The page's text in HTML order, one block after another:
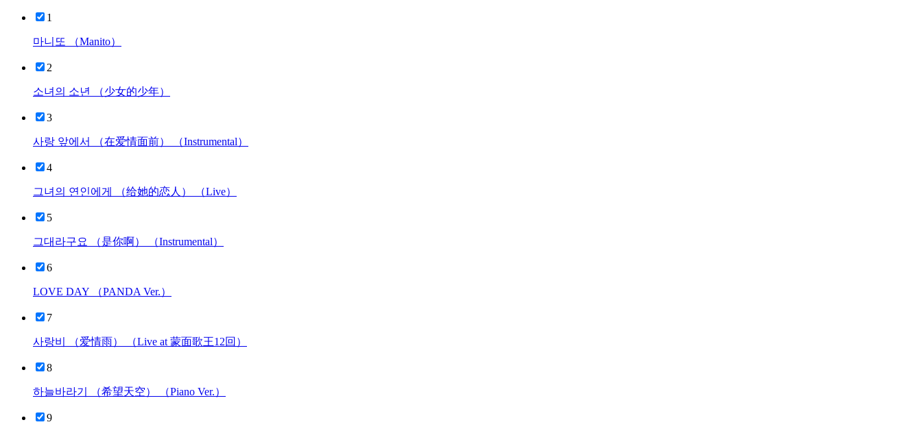
1
마니또 （Manito）
2
소녀의 소년 （少女的少年）
3
사랑 앞에서 （在爱情面前） （Instrumental）
4
그녀의 연인에게 （给她的恋人） （Live）
5
그대라구요 （是你啊） （Instrumental）
6
LOVE DAY （PANDA Ver.）
7
사랑비 （爱情雨） （Live at 蒙面歌王12回）
8
하늘바라기 （希望天空） （Piano Ver.）
9